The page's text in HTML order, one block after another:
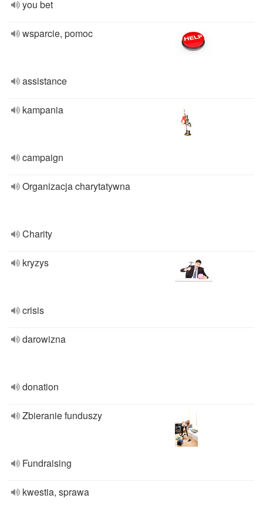
you bet
wsparcie, pomoc
assistance
kampania
campaign
Organizacja charytatywna
Charity
kryzys
crisis
darowizna
donation
Zbieranie funduszy
Fundraising
kwestia, sprawa